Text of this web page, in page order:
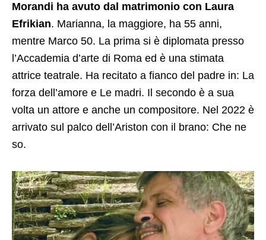
Morandi ha avuto dal matrimonio con Laura
Efrikian. Marianna, la maggiore, ha 55 anni,
mentre Marco 50. La prima si è diplomata presso
l’Accademia d’arte di Roma ed è una stimata
attrice teatrale. Ha recitato a fianco del padre in: La
forza dell’amore e Le madri. Il secondo è a sua
volta un attore e anche un compositore. Nel 2022 è
arrivato sul palco dell’Ariston con il brano: Che ne
so.